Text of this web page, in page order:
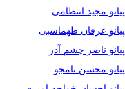
پیانو مجید انتظامی
پیانو عرفان طهماسبی
پیانو ناصر چشم آذر
پیانو محسن نامجو